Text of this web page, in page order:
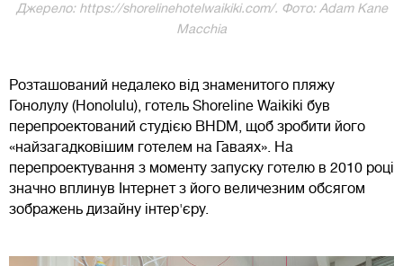
Джерело: https://shorelinehotelwaikiki.com/. Фото: Adam Kane
Macchia
Розташований недалеко від знаменитого пляжу
Гонолулу (Honolulu), готель Shoreline Waikiki був
перепроектований студією BHDM, щоб зробити його
«найзагадковішим готелем на Гаваях». На
перепроектування з моменту запуску готелю в 2010 році
значно вплинув Інтернет з його величезним обсягом
зображень дизайну інтер'єру.